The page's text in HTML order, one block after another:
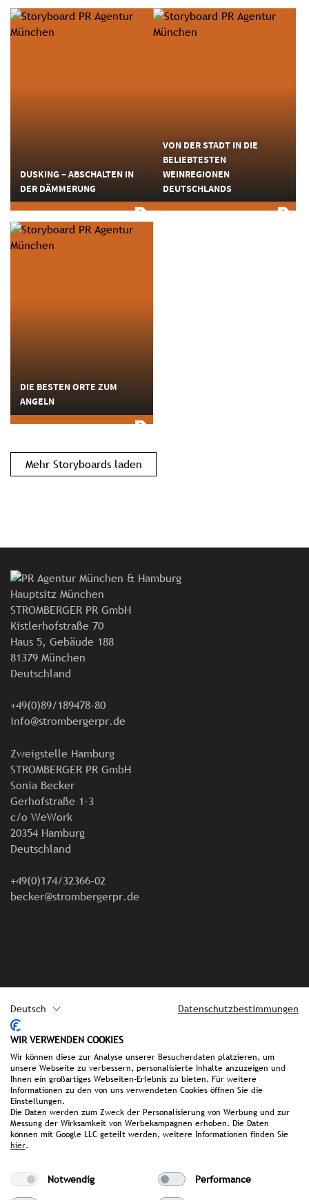
Deutsch Datenschutzbestimmungen
WIR VERWENDEN COOKIES
Wir können diese zur Analyse unserer Besucherdaten platzieren, um
unsere Webseite zu verbessern, personalisierte Inhalte anzuzeigen und
Ihnen ein großartiges Webseiten-Erlebnis zu bieten. Für weitere
Informationen zu den von uns verwendeten Cookies öffnen Sie die
Einstellungen.
Die Daten werden zum Zweck der Personalisierung von Werbung und zur
Messung der Wirksamkeit von Werbekampagnen erhoben. Die Daten
können mit Google LLC geteilt werden, weitere Informationen finden Sie
hier.
Notwendig
Performance
DUSKING – ABSCHALTEN IN
DER DÄMMERUNG
VON DER STADT IN DIE
BELIEBTESTEN
WEINREGIONEN
DEUTSCHLANDS
DIE BESTEN ORTE ZUM
ANGELN
Mehr Storyboards laden
Hauptsitz München
STROMBERGER PR GmbH
Kistlerhofstraße 70
Haus 5, Gebäude 188
81379 München
Deutschland
+49(0)89/189478-80
info@strombergerpr.de
Zweigstelle Hamburg
STROMBERGER PR GmbH
Sonia Becker
Gerhofstraße 1-3
c/o WeWork
20354 Hamburg
Deutschland
+49(0)174/32366-02
becker@strombergerpr.de
Impressum
Datenschutz
FAQ